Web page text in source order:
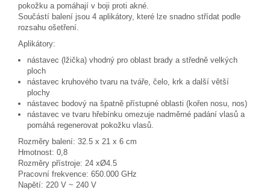
pokožku a pomáhají v boji proti akné.
Součástí balení jsou 4 aplikátory, které lze snadno střídat podle
rozsahu ošetření.
Aplikátory:
nástavec (lžička) vhodný pro oblast brady a středně velkých
ploch
nástavec kruhového tvaru na tváře, čelo, krk a další větší
plochy
nástavec bodový na špatně přístupné oblasti (kořen nosu, nos)
nástavec ve tvaru hřebínku omezuje nadměrné padání vlasů a
pomáhá regenerovat pokožku vlasů.
Rozměry balení: 32.5 x 21 x 6 cm
Hmotnost: 0,8
Rozměry přístroje: 24 xØ4.5
Pracovní frekvence: 650.000 GHz
Napětí: 220 V ~ 240 V